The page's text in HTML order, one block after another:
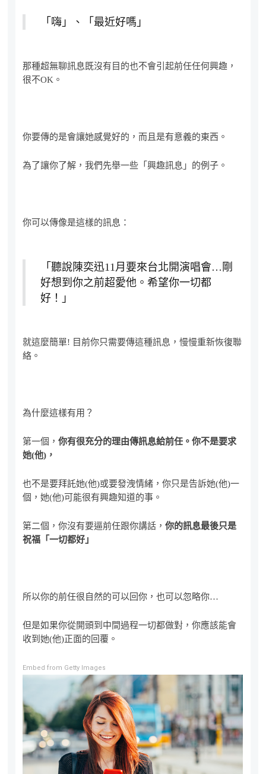
「嗨」、「最近好嗎」
那種超無聊訊息既沒有目的也不會引起前任任何興趣，
很不OK。
你要傳的是會讓她感覺好的，而且是有意義的東西。
為了讓你了解，我們先舉一些「興趣訊息」的例子。
你可以傳像是這樣的訊息：
「聽說陳奕迅11月要來台北開演唱會…剛
好想到你之前超愛他。希望你一切都
好！」
就這麼簡單! 目前你只需要傳這種訊息，慢慢重新恢復聯
絡。
為什麼這樣有用？
第一個，你有很充分的理由傳訊息給前任。你不是要求
她(他)，
也不是要拜託她(他)或要發洩情緒，你只是告訴她(他)一
個，她(他)可能很有興趣知道的事。
第二個，你沒有要逼前任跟你講話，你的訊息最後只是
祝福「一切都好」
所以你的前任很自然的可以回你，也可以忽略你…
但是如果你從開頭到中間過程一切都做對，你應該能會
收到她(他)正面的回覆。
Embed from Getty Images